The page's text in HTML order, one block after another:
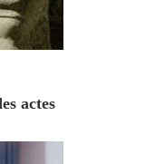
actes